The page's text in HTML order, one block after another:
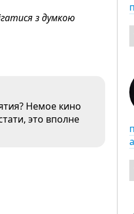
з думкою
Немое кино
это вполне